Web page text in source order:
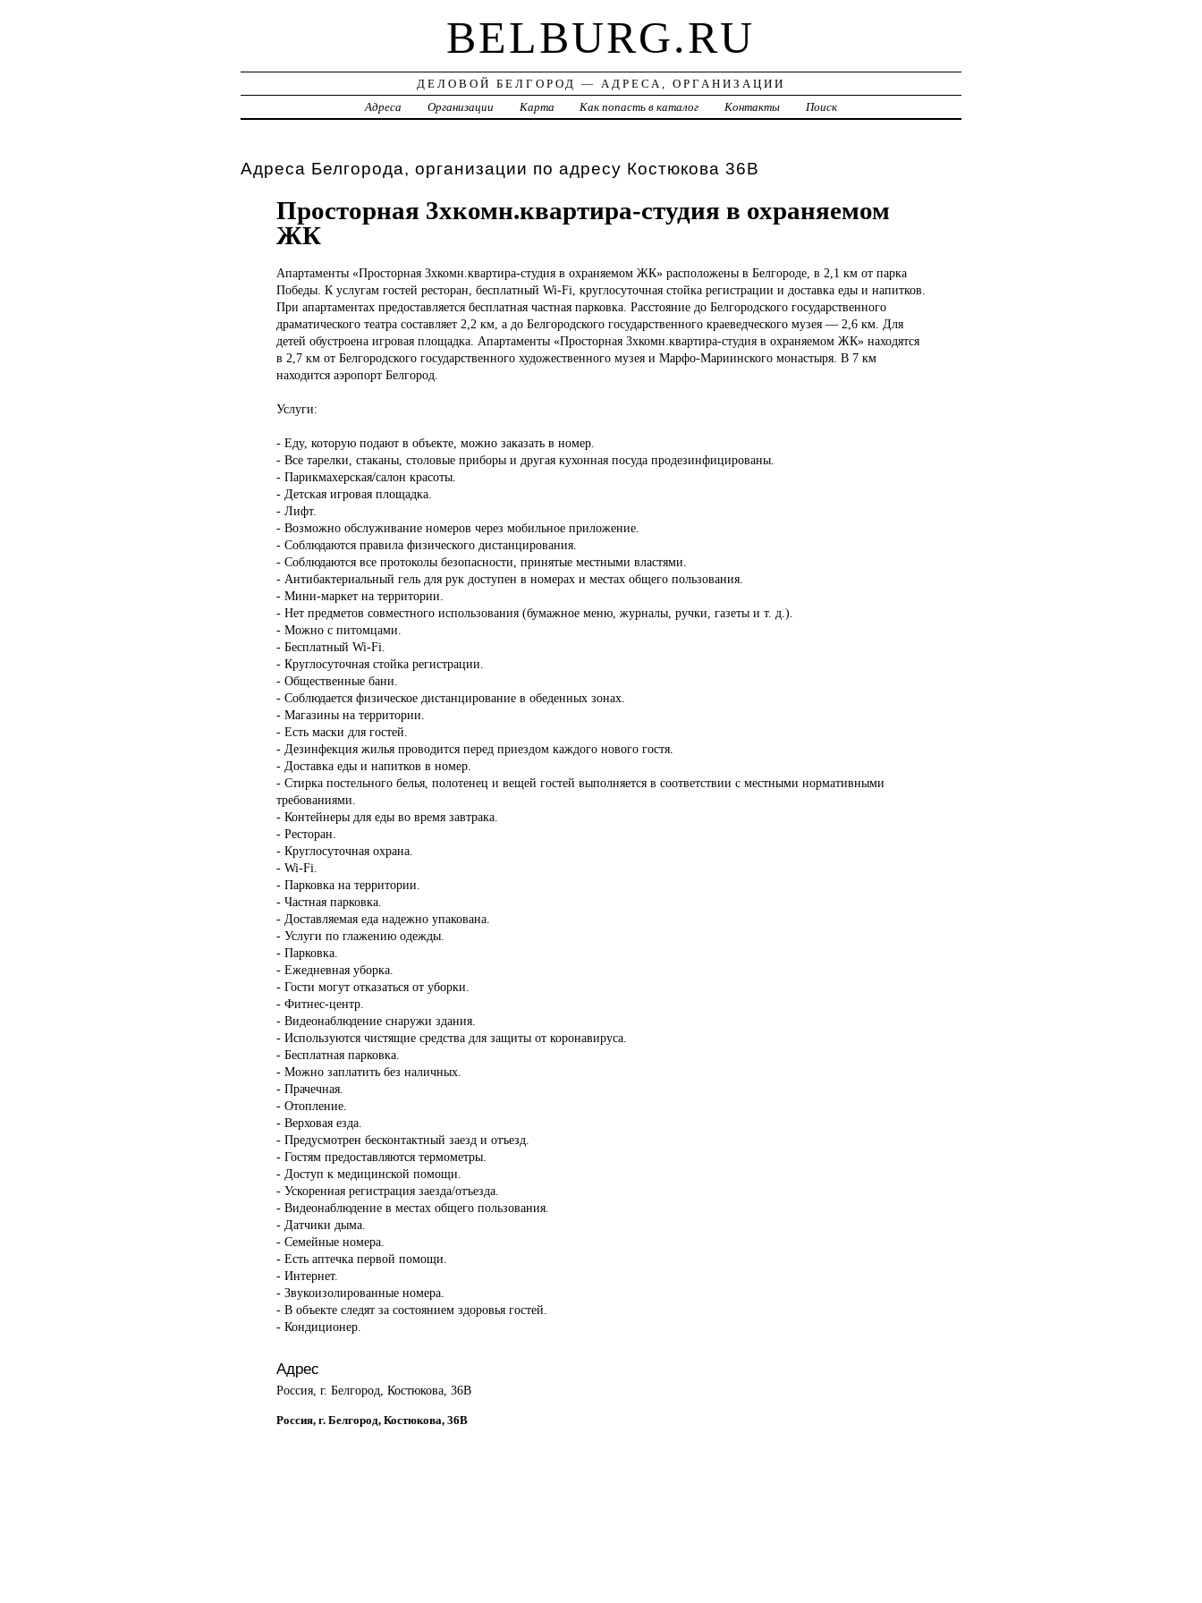
BELBURG.RU
ДЕЛОВОЙ БЕЛГОРОД — АДРЕСА, ОРГАНИЗАЦИИ
Адреса
Организации Карта Как попасть в каталог Контакты Поиск
Адреса Белгорода, организации по адресу Костюкова 36В
Просторная 3хкомн.квартира-студия в охраняемом
ЖК
Апартаменты «Просторная 3хкомн.квартира-студия в охраняемом ЖК» расположены в Белгороде, в 2,1 км от парка
Победы. К услугам гостей ресторан, бесплатный Wi-Fi, круглосуточная стойка регистрации и доставка еды и напитков.
При апартаментах предоставляется бесплатная частная парковка. Расстояние до Белгородского государственного
драматического театра составляет 2,2 км, а до Белгородского государственного краеведческого музея — 2,6 км. Для
детей обустроена игровая площадка. Апартаменты «Просторная 3хкомн.квартира-студия в охраняемом ЖК» находятся
в 2,7 км от Белгородского государственного художественного музея и Марфо-Мариинского монастыря. В 7 км
находится аэропорт Белгород.
Услуги:
- Еду, которую подают в объекте, можно заказать в номер.
- Все тарелки, стаканы, столовые приборы и другая кухонная посуда продезинфицированы.
- Парикмахерская/салон красоты.
- Детская игровая площадка.
- Лифт.
- Возможно обслуживание номеров через мобильное приложение.
- Соблюдаются правила физического дистанцирования.
- Соблюдаются все протоколы безопасности, принятые местными властями.
- Антибактериальный гель для рук доступен в номерах и местах общего пользования.
- Мини-маркет на территории.
- Нет предметов совместного использования (бумажное меню, журналы, ручки, газеты и т. д.).
- Можно с питомцами.
- Бесплатный Wi-Fi.
- Круглосуточная стойка регистрации.
- Общественные бани.
- Соблюдается физическое дистанцирование в обеденных зонах.
- Магазины на территории.
- Есть маски для гостей.
- Дезинфекция жилья проводится перед приездом каждого нового гостя.
- Доставка еды и напитков в номер.
- Стирка постельного белья, полотенец и вещей гостей выполняется в соответствии с местными нормативными
требованиями.
- Контейнеры для еды во время завтрака.
- Ресторан.
- Круглосуточная охрана.
- Wi-Fi.
- Парковка на территории.
- Частная парковка.
- Доставляемая еда надежно упакована.
- Услуги по глажению одежды.
- Парковка.
- Ежедневная уборка.
- Гости могут отказаться от уборки.
- Фитнес-центр.
- Видеонаблюдение снаружи здания.
- Используются чистящие средства для защиты от коронавируса.
- Бесплатная парковка.
- Можно заплатить без наличных.
- Прачечная.
- Отопление.
- Верховая езда.
- Предусмотрен бесконтактный заезд и отъезд.
- Гостям предоставляются термометры.
- Доступ к медицинской помощи.
- Ускоренная регистрация заезда/отъезда.
- Видеонаблюдение в местах общего пользования.
- Датчики дыма.
- Семейные номера.
- Есть аптечка первой помощи.
- Интернет.
- Звукоизолированные номера.
- В объекте следят за состоянием здоровья гостей.
- Кондиционер.
Адрес
Россия, г. Белгород, Костюкова, 36В
Россия, г. Белгород, Костюкова, 36В